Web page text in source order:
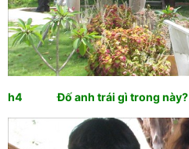
h4 Đố anh trái gì trong này?